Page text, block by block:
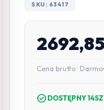
SKU: 63417
2692,85
Cena brutto ·
check_circle DOSTĘPNY